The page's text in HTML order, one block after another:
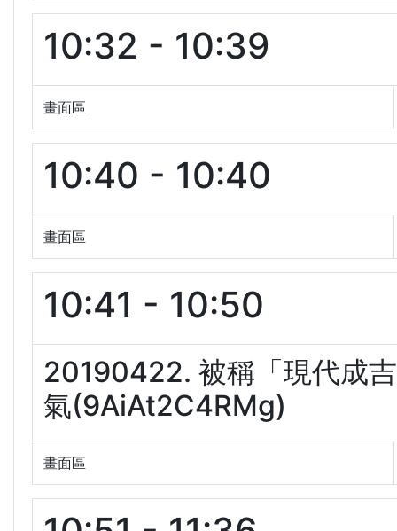
10:32 - 10:39
畫面區
10:40 - 10:40
畫面區
10:41 - 10:50
20190422. 被稱「現代成
氣(9AiAt2C4RMg)
畫面區